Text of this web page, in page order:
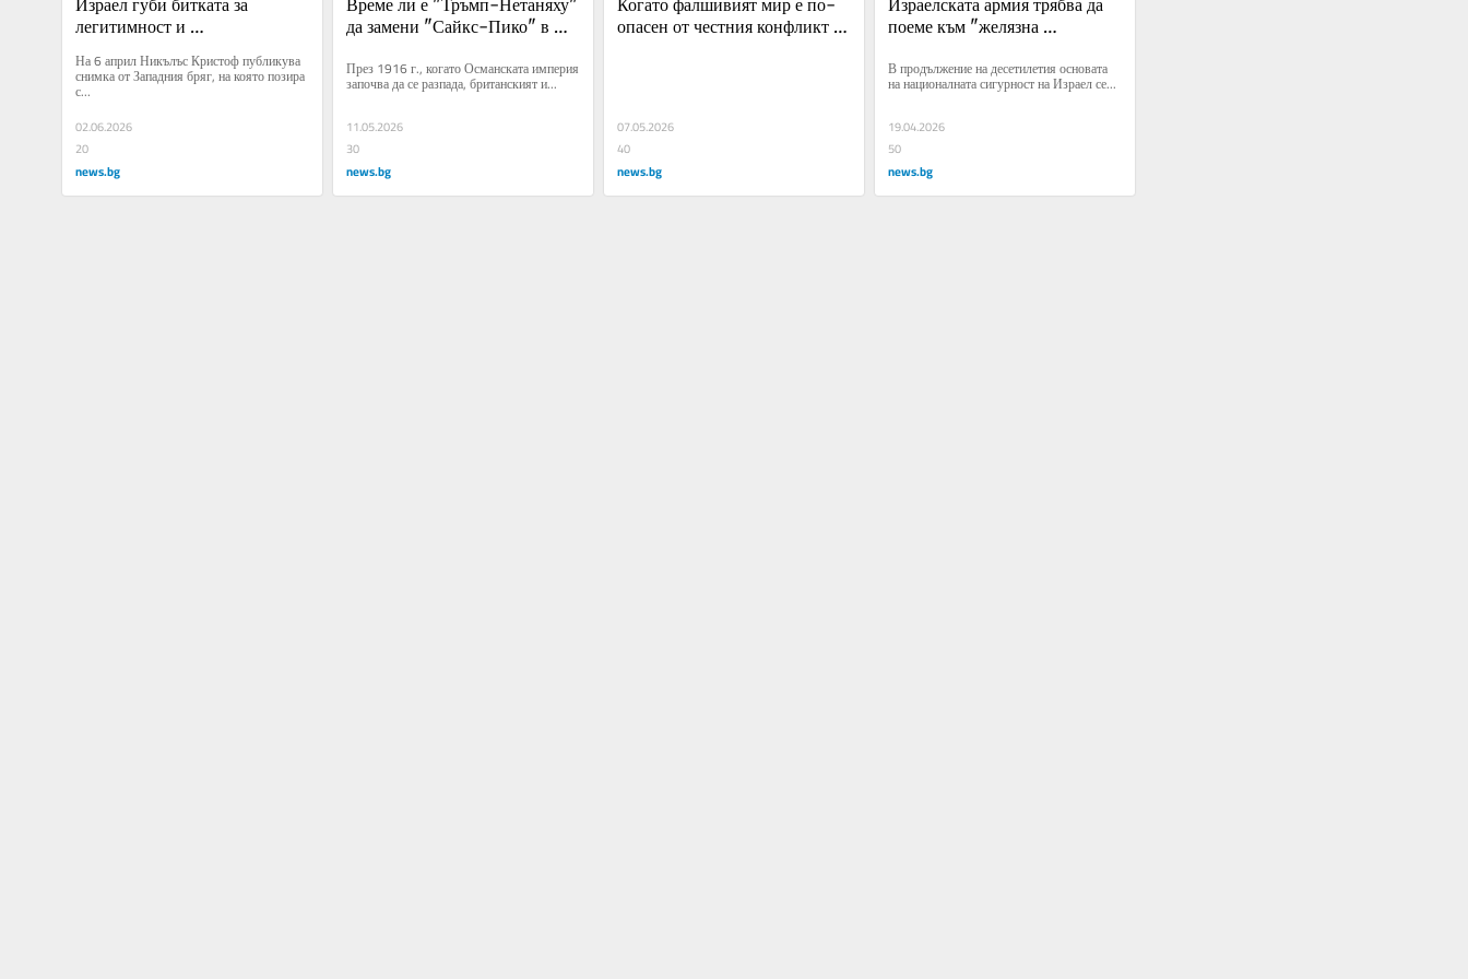
легитимност и
На 6 април Никълъс Кристоф публикува
снимка от Западния бряг, на която позира
с...
02.06.2026
20
news.bg
да замени "Сайкс-Пико" в
През 1916 г., когато Османската империя
започва да се разпада, британският и...
11.05.2026
30
news.bg
опасен от честния конфликт
07.05.2026
40
news.bg
поеме към "желязна
В продължение на десетилетия основата
на националната сигурност на Израел се...
19.04.2026
50
news.bg